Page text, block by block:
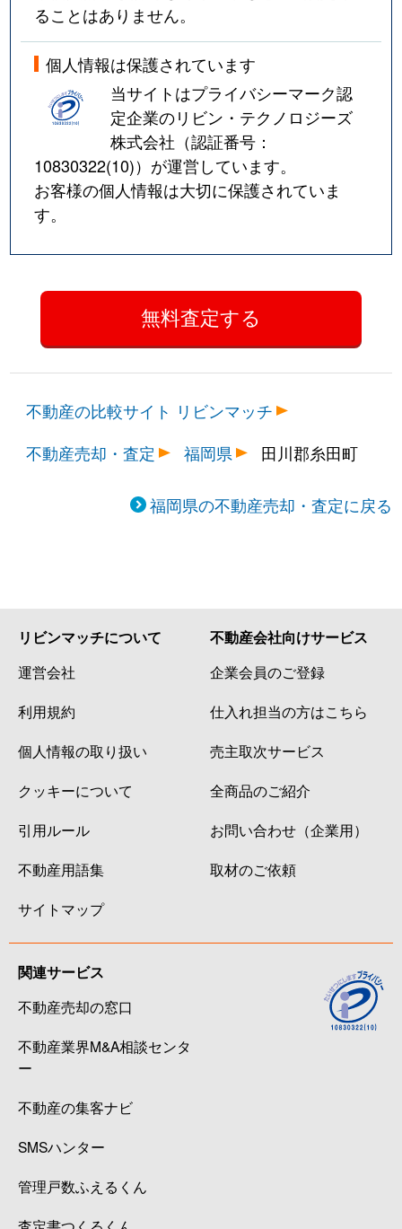
ることはありません。
個人情報は保護されています
当サイトはプライバシーマーク認
定企業のリビン・テクノロジーズ
株式会社（認証番号：
10830322(10)）が運営しています。
お客様の個人情報は大切に保護されていま
す。
不動産の比較サイト リビンマッチ
不動産売却・査定
福岡県 田川郡糸田町
福岡県の不動産売却・査定に戻る
リビンマッチについて
運営会社
利用規約
個人情報の取り扱い
クッキーについて
引用ルール
不動産用語集
サイトマップ
不動産会社向けサービス
企業会員のご登録
仕入れ担当の方はこちら
売主取次サービス
全商品のご紹介
お問い合わせ（企業用）
取材のご依頼
関連サービス
不動産売却の窓口
不動産業界M&A相談センタ
ー
不動産の集客ナビ
SMSハンター
管理戸数ふえるくん